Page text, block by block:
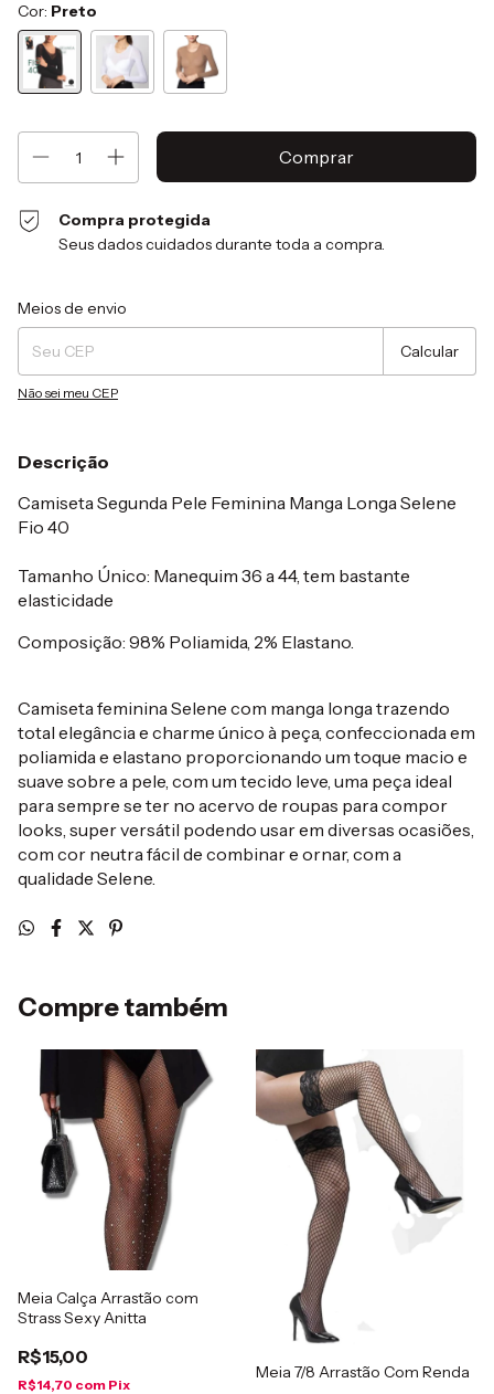
Cor: Preto
Compra protegida
Seus dados cuidados durante toda a compra.
Entregas para o CEP:
Meios de envio
Calcular
Não sei meu CEP
Descrição
Camiseta Segunda Pele Feminina Manga Longa Selene
Fio 40
Tamanho Único: Manequim 36 a 44, tem bastante
elasticidade
Composição: 98% Poliamida, 2% Elastano.
Camiseta feminina Selene com manga longa trazendo
total elegância e charme único à peça, confeccionada em
poliamida e elastano proporcionando um toque macio e
suave sobre a pele, com um tecido leve, uma peça ideal
para sempre se ter no acervo de roupas para compor
looks, super versátil podendo usar em diversas ocasiões,
com cor neutra fácil de combinar e ornar, com a
qualidade Selene.
Compre também
Meia Calça Arrastão com
Strass Sexy Anitta
R$15,00
R$14,70 com Pix
Meia 7/8 Arrastão Com Renda